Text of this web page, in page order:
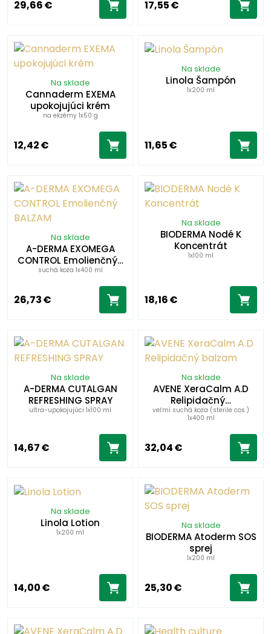
29,66 € 17,55 €
Na sklade
Cannaderm EXEMA
upokojujúci krém
na ekzémy 1x50 g
12,42 €
Na sklade
Linola Šampón
1x200 ml
11,65 €
Na sklade
A-DERMA EXOMEGA
CONTROL Emolienčný…
suchá koža 1x400 ml
26,73 €
Na sklade
BIODERMA Nodé K
Koncentrát
1x100 ml
18,16 €
Na sklade
A-DERMA CUTALGAN
REFRESHING SPRAY
ultra-upokojujúci 1x100 ml
14,67 €
Na sklade
AVENE XeraCalm A.D
Relipidačný…
veľmi suchá koža (sterile cos.)
1x400 ml
32,04 €
Na sklade
Linola Lotion
1x200 ml
14,00 €
Na sklade
BIODERMA Atoderm SOS
sprej
1x200 ml
25,30 €